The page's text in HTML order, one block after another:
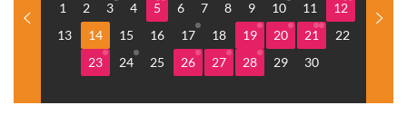
1 2 3 4 5 6 7 8 9 10 11
12
13
14 15 16 17 18 19 20 21
22
23
24 25 26 27 28 29 30